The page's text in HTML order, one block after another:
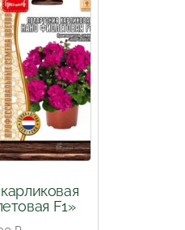
F1»